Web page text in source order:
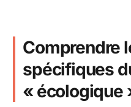
Comprendre
spécifiques
« écologique